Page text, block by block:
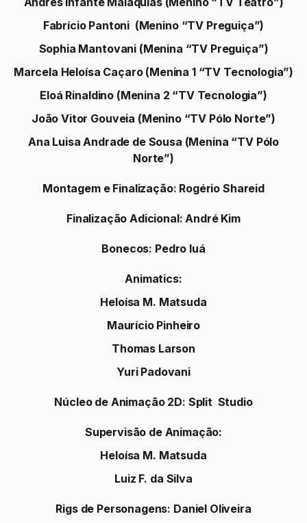
Animação e Arte:
Cleber Rosseto
Daniel Oliveira
Guilherme Guidetti
Luiz F. da Silva
Raul Vanussi
Sidney Batista
Thomas Larson
Núcleo de Animação Stopmotion
Produções
Animadores Stop Motion:
Eduardo Perdido
Carolina Veirano
Fotografia:Tiago Mal
Ilustrações de Objetos :Renato Andrade
Produção de Objetos:
Jacqueline Synara de Moraes
Washington Pastore Amaro
Tiago Mal